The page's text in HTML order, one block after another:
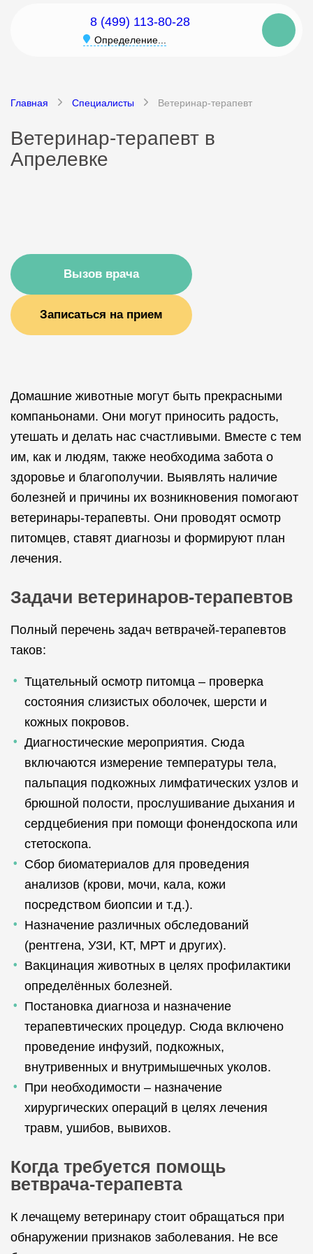
8 (499) 113-80-28
Определение...
Главная Специалисты Ветеринар-терапевт
Ветеринар-терапевт в
Апрелевке
Вызов врача
Записаться на прием
Домашние животные могут быть прекрасными
компаньонами. Они могут приносить радость,
утешать и делать нас счастливыми. Вместе с тем
им, как и людям, также необходима забота о
здоровье и благополучии. Выявлять наличие
болезней и причины их возникновения помогают
ветеринары-терапевты. Они проводят осмотр
питомцев, ставят диагнозы и формируют план
лечения.
Задачи ветеринаров-терапевтов
Полный перечень задач ветврачей-терапевтов
таков:
Тщательный осмотр питомца – проверка
состояния слизистых оболочек, шерсти и
кожных покровов.
Диагностические мероприятия. Сюда
включаются измерение температуры тела,
пальпация подкожных лимфатических узлов и
брюшной полости, прослушивание дыхания и
сердцебиения при помощи фонендоскопа или
стетоскопа.
Сбор биоматериалов для проведения
анализов (крови, мочи, кала, кожи
посредством биопсии и т.д.).
Назначение различных обследований
(рентгена, УЗИ, КТ, МРТ и других).
Вакцинация животных в целях профилактики
определённых болезней.
Постановка диагноза и назначение
терапевтических процедур. Сюда включено
проведение инфузий, подкожных,
внутривенных и внутримышечных уколов.
При необходимости – назначение
хирургических операций в целях лечения
травм, ушибов, вывихов.
Когда требуется помощь
ветврача-терапевта
К лечащему ветеринару стоит обращаться при
обнаружении признаков заболевания. Не все